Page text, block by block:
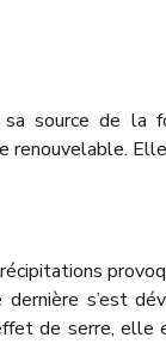
source de la
renouvelable.
dernière s’est
de serre, elle